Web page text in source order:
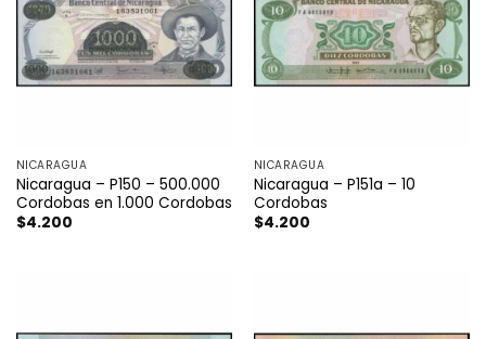
NICARAGUA
Nicaragua – P150 – 500.000
Cordobas en 1.000 Cordobas
$4.200
NICARAGUA
Nicaragua – P151a – 10
Cordobas
$4.200